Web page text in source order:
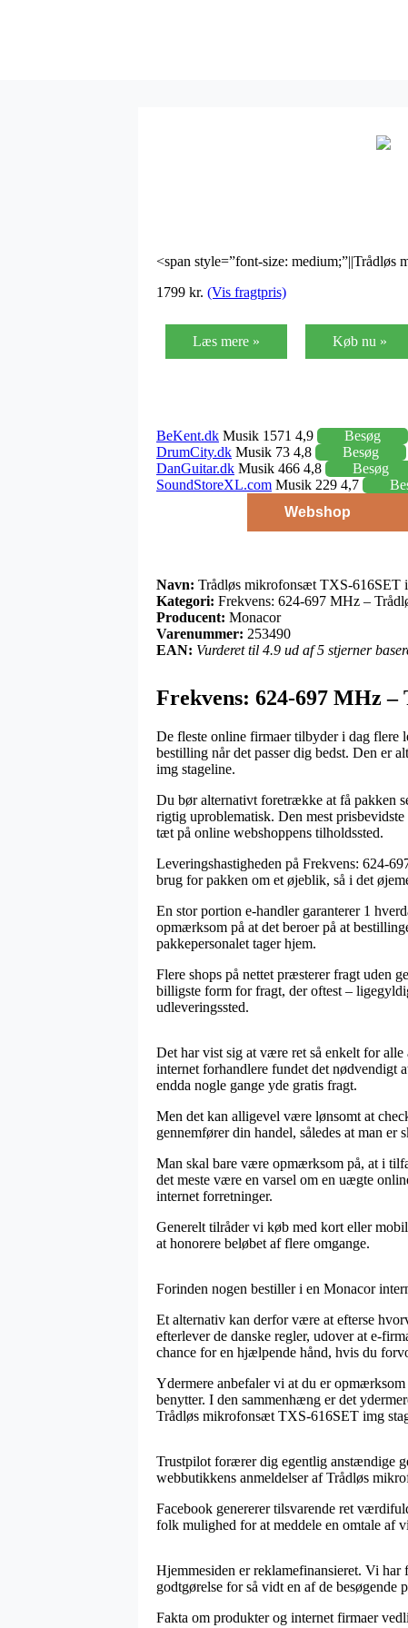
<span style=”font-size:
1799 kr. (Vis fragtpris)
Læs mere » Køb nu »
BeKent.dk Musik 1571 4,9
Besøg
DrumCity.dk Musik 73 4,8
Besøg
DanGuitar.dk Musik 466 4,8
Besøg
SoundStoreXL.com Musik 229 4,7
Webshop
Navn: Trådløs mikrofonsæt TXS-616SET
Kategori: Frekvens: 624-697 MHz –
Producent: Monacor
Varenummer: 253490
EAN: Vurderet til 4.9 ud af 5 stjerner
Frekvens: 624-697 MHz
De fleste online firmaer tilbyder i dag flere
bestilling når det passer dig bedst. Den er
img stageline.
Du bør alternativt foretrække at få pakken
rigtig uproblematisk. Den mest
tæt på online webshoppens tilholdssted.
Leveringshastigheden på Frekvens: 624-
brug for pakken om et øjeblik, så i det
En stor portion e-handler garanterer 1
opmærksom på at det beroer på at
pakkepersonalet tager hjem.
Flere shops på nettet præsterer fragt uden
billigste form for fragt, der oftest –
udleveringssted.
Det har vist sig at være ret så enkelt for
internet forhandlere fundet det nødvendigt
endda nogle gange yde gratis fragt.
Men det kan alligevel være lønsomt at
gennemfører din handel, således at man er
Man skal bare være opmærksom på, at i
det meste være en varsel om en uægte
internet forretninger.
Generelt tilråder vi køb med kort eller
at honorere beløbet af flere omgange.
Forinden nogen bestiller i en Monacor
Et alternativ kan derfor være at efterse
efterlever de danske regler, udover at e-
chance for en hjælpende hånd, hvis du
Ydermere anbefaler vi at du er
benytter. I den sammenhæng er det
Trådløs mikrofonsæt TXS-616SET img
Trustpilot forærer dig egentlig anstændige
webbutikkens anmeldelser af Trådløs
Facebook genererer tilsvarende ret
folk mulighed for at meddele en omtale af
Hjemmesiden er reklamefinansieret. Vi har
godtgørelse for så vidt en af de besøgende
Fakta om produkter og internet firmaer